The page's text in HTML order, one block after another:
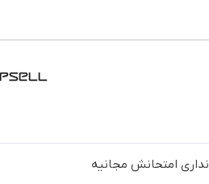
امتحانش مجانیه